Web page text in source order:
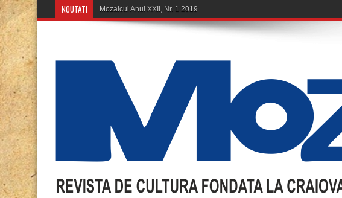
NOUTATI Mozaicul Anul XXII, Nr. 1 2019